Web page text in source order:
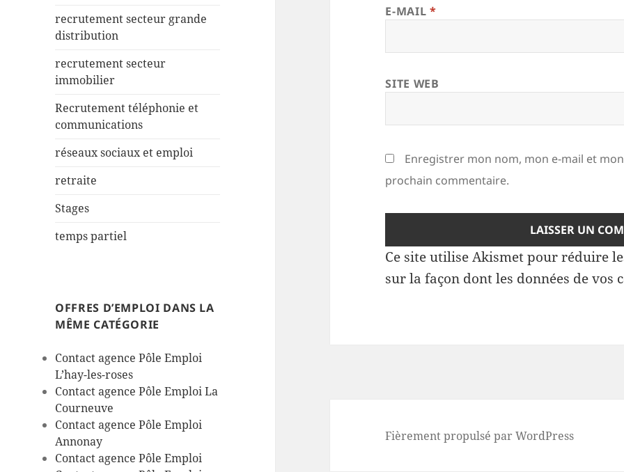
recrutement secteur grande
distribution
recrutement secteur
immobilier
Recrutement téléphonie et
communications
réseaux sociaux et emploi
retraite
Stages
temps partiel
OFFRES D’EMPLOI DANS LA
MÊME CATÉGORIE
Contact agence Pôle Emploi
L’hay-les-roses
Contact agence Pôle Emploi La
Courneuve
Contact agence Pôle Emploi
Annonay
Contact agence Pôle Emploi
E-MAIL *
SITE WEB
Enregistrer mon nom, mon e-mail et
prochain commentaire.
Ce site utilise Akismet pour réduire
sur la façon dont les données de vos
Fièrement propulsé par WordPress